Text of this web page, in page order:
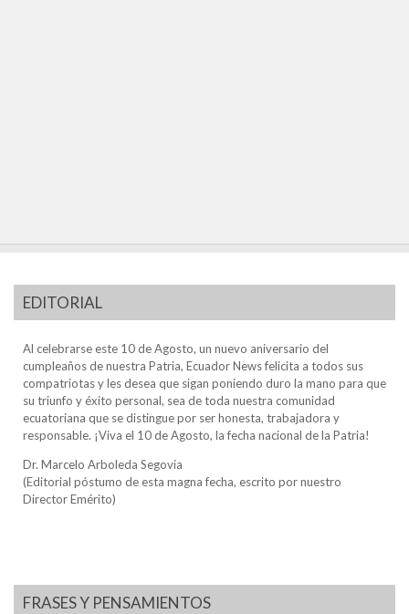
EDITORIAL
Al celebrarse este 10 de Agosto, un nuevo aniversario del
cumpleaños de nuestra Patria, Ecuador News felicita a todos sus
compatriotas y les desea que sigan poniendo duro la mano para que
su triunfo y éxito personal, sea de toda nuestra comunidad
ecuatoriana que se distingue por ser honesta, trabajadora y
responsable. ¡Viva el 10 de Agosto, la fecha nacional de la Patria!
Dr. Marcelo Arboleda Segovia
(Editorial póstumo de esta magna fecha, escrito por nuestro
Director Emérito)
FRASES Y PENSAMIENTOS